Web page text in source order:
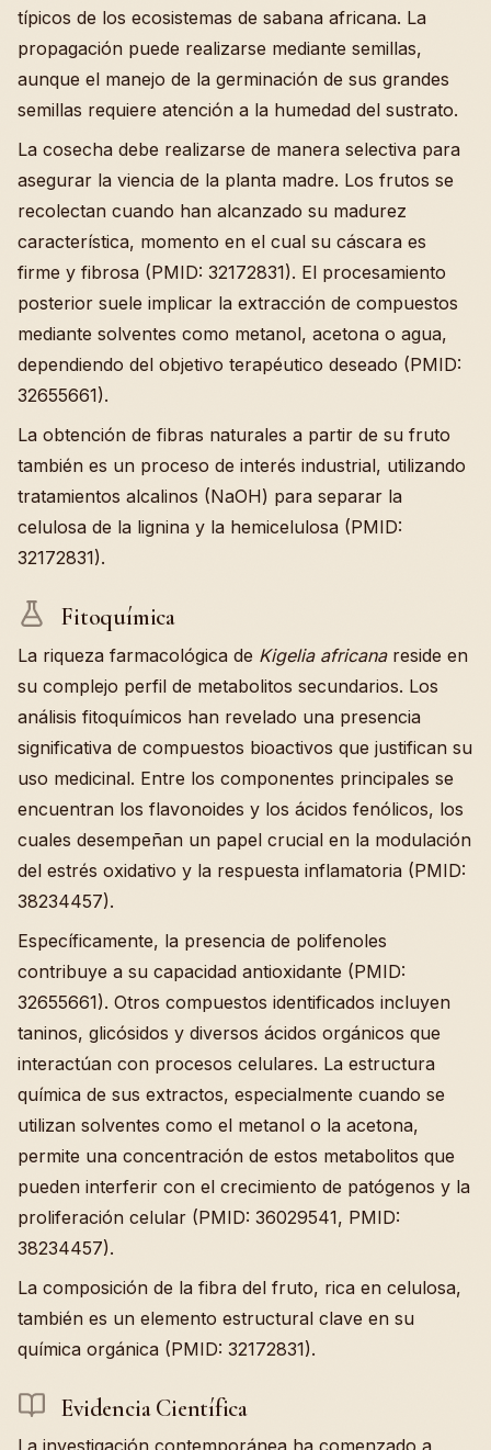
típicos de los ecosistemas de sabana africana. La
propagación puede realizarse mediante semillas,
aunque el manejo de la germinación de sus grandes
semillas requiere atención a la humedad del sustrato.
La cosecha debe realizarse de manera selectiva para
asegurar la viencia de la planta madre. Los frutos se
recolectan cuando han alcanzado su madurez
característica, momento en el cual su cáscara es
firme y fibrosa (PMID: 32172831). El procesamiento
posterior suele implicar la extracción de compuestos
mediante solventes como metanol, acetona o agua,
dependiendo del objetivo terapéutico deseado (PMID:
32655661).
La obtención de fibras naturales a partir de su fruto
también es un proceso de interés industrial, utilizando
tratamientos alcalinos (NaOH) para separar la
celulosa de la lignina y la hemicelulosa (PMID:
32172831).
Fitoquímica
La riqueza farmacológica de Kigelia africanareside en
su complejo perfil de metabolitos secundarios. Los
análisis fitoquímicos han revelado una presencia
significativa de compuestos bioactivos que justifican su
uso medicinal. Entre los componentes principales se
encuentran los flavonoides y los ácidos fenólicos, los
cuales desempeñan un papel crucial en la modulación
del estrés oxidativo y la respuesta inflamatoria (PMID:
38234457).
Específicamente, la presencia de polifenoles
contribuye a su capacidad antioxidante (PMID:
32655661). Otros compuestos identificados incluyen
taninos, glicósidos y diversos ácidos orgánicos que
interactúan con procesos celulares. La estructura
química de sus extractos, especialmente cuando se
utilizan solventes como el metanol o la acetona,
permite una concentración de estos metabolitos que
pueden interferir con el crecimiento de patógenos y la
proliferación celular (PMID: 36029541, PMID:
38234457).
La composición de la fibra del fruto, rica en celulosa,
también es un elemento estructural clave en su
química orgánica (PMID: 32172831).
Evidencia Científica